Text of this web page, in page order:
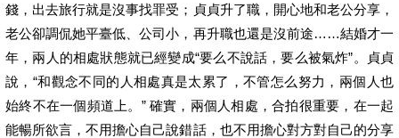
錢，出去旅行就是沒事找罪受；貞貞升了職，開心地和老公分享，
老公卻調侃她平臺低、公司小，再升職也還是沒前途……結婚才一
年，兩人的相處狀態就已經變成“要么不說話，要么被氣炸”。貞貞
說，“和觀念不同的人相處真是太累了，不管怎么努力，兩個人也
始終不在一個頻道上。” 確實，兩個人相處，合拍很重要，在一起
能暢所欲言，不用擔心自己說錯話，也不用擔心對方對自己的分享